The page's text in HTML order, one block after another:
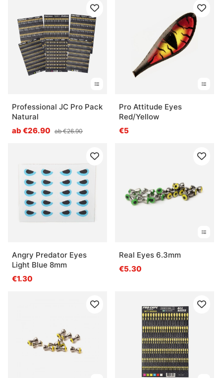
Professional JC Pro Pack
Natural
ab €26.90 ab €26.90
Pro Attitude Eyes
Red/Yellow
€5
Angry Predator Eyes
Light Blue 8mm
€1.30
Real Eyes 6.3mm
€5.30